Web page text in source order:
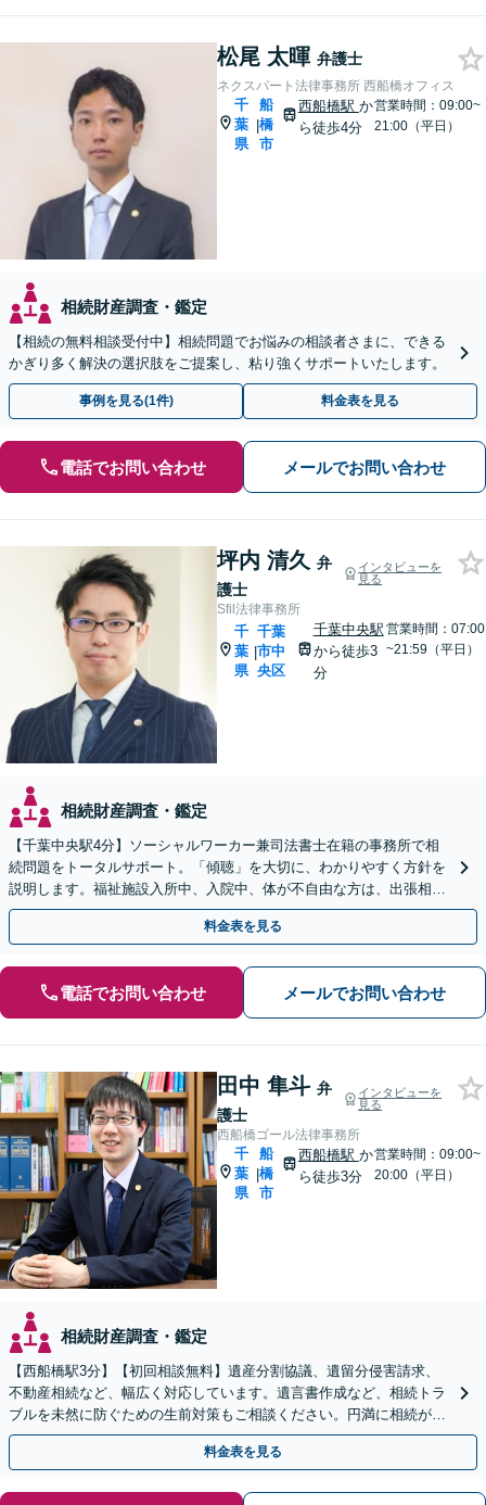
松尾 太暉 弁護士
ネクスパート法律事務所 西船橋オフィス
千
葉
県
|
船
橋
市
西船橋駅 か
ら徒歩4分
営業時間：09:00~
21:00（平日）
相続財産調査・鑑定
【相続の無料相談受付中】相続問題でお悩みの相談者さまに、できる
かぎり多く解決の選択肢をご提案し、粘り強くサポートいたします。
事例を見る(1件) 料金表を見る
電話でお問い合わせ メールでお問い合わせ
坪内 清久 弁
護士
インタビューを
見る
Sfil法律事務所
千
葉
県
|
千葉
市中
央区
千葉中央駅
から徒歩3
分
営業時間：07:00
~21:59（平日）
相続財産調査・鑑定
【千葉中央駅4分】ソーシャルワーカー兼司法書士在籍の事務所で相
続問題をトータルサポート。「傾聴」を大切に、わかりやすく方針を
説明します。福祉施設入所中、入院中、体が不自由な方は、出張相談
なども柔軟に対応します【休日／夜間面談OK】
料金表を見る
電話でお問い合わせ メールでお問い合わせ
田中 隼斗 弁
護士
インタビューを
見る
西船橋ゴール法律事務所
千
葉
県
|
船
橋
市
西船橋駅 か
ら徒歩3分
営業時間：09:00~
20:00（平日）
相続財産調査・鑑定
【西船橋駅3分】【初回相談無料】遺産分割協議、遺留分侵害請求、
不動産相続など、幅広く対応しています。遺言書作成など、相続トラ
ブルを未然に防ぐための生前対策もご相談ください。円満に相続が終
えられるよう、全力でサポートいたします。
料金表を見る